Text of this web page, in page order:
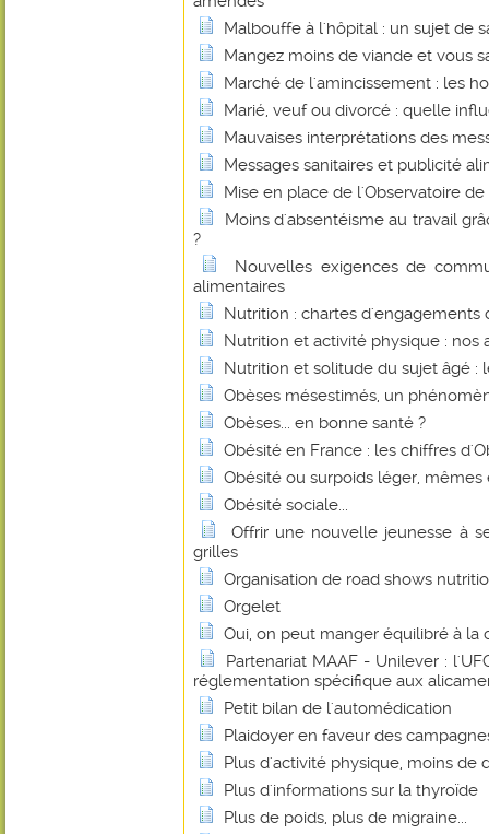
Malbouffe à l'hôpital : un sujet de
Mangez moins de viande et vous
Marché de l'amincissement : les
Marié, veuf ou divorcé : quelle
Mauvaises interprétations des
Messages sanitaires et publicité
Mise en place de l'Observatoire
Moins d'absentéisme au travail
?
Nouvelles exigences de
alimentaires
Nutrition : chartes d'engagements
Nutrition et activité physique : nos
Nutrition et solitude du sujet âgé :
Obèses mésestimés, un
Obèses... en bonne santé ?
Obésité en France : les chiffres
Obésité ou surpoids léger, mêmes
Obésité sociale...
Offrir une nouvelle jeunesse à
grilles
Organisation de road shows
Orgelet
Oui, on peut manger équilibré à la
Partenariat MAAF - Unilever :
réglementation spécifique aux
Petit bilan de l'automédication
Plaidoyer en faveur des
Plus d'activité physique, moins de
Plus d'informations sur la thyroïde
Plus de poids, plus de migraine...